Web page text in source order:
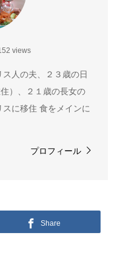
views
人の夫、２３歳の日
）、２１歳の長女の
に移住 食をメインに
プロフィール
Share